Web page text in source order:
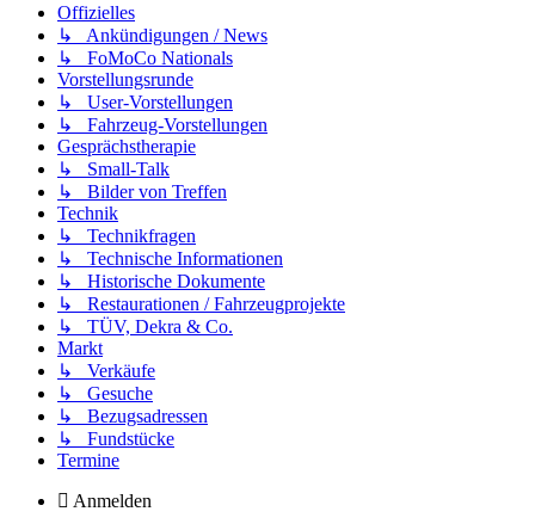
Offizielles
↳ Ankündigungen / News
↳ FoMoCo Nationals
Vorstellungsrunde
↳ User-Vorstellungen
↳ Fahrzeug-Vorstellungen
Gesprächstherapie
↳ Small-Talk
↳ Bilder von Treffen
Technik
↳ Technikfragen
↳ Technische Informationen
↳ Historische Dokumente
↳ Restaurationen / Fahrzeugprojekte
↳ TÜV, Dekra & Co.
Markt
↳ Verkäufe
↳ Gesuche
↳ Bezugsadressen
↳ Fundstücke
Termine
Anmelden